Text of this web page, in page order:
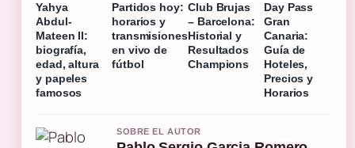
Yahya
Abdul-
Mateen II:
biografía,
edad, altura
y papeles
famosos
Partidos hoy:
horarios y
transmisiones
en vivo de
fútbol
Club Brujas
– Barcelona:
Historial y
Resultados
Champions
Day Pass
Gran
Canaria:
Guía de
Hoteles,
Precios y
Horarios
SOBRE EL AUTOR